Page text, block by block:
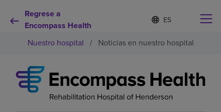
Regrese a
Encompass Health
Lista
de
idiomas
contraída
d
o
s
e
e
Por qué debe elegirnos
Nuestro hospital / Noticias en nuestro hospital